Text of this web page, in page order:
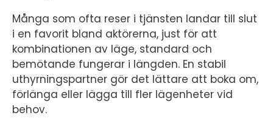
Många som ofta reser i tjänsten landar till slut
i en favorit bland aktörerna, just för att
kombinationen av läge, standard och
bemötande fungerar i längden. En stabil
uthyrningspartner gör det lättare att boka om,
förlänga eller lägga till fler lägenheter vid
behov.